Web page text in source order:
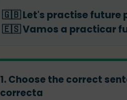
🇬🇧Let's practise future
🇪🇸Vamos a practicar
1. Choose the correct
correcta